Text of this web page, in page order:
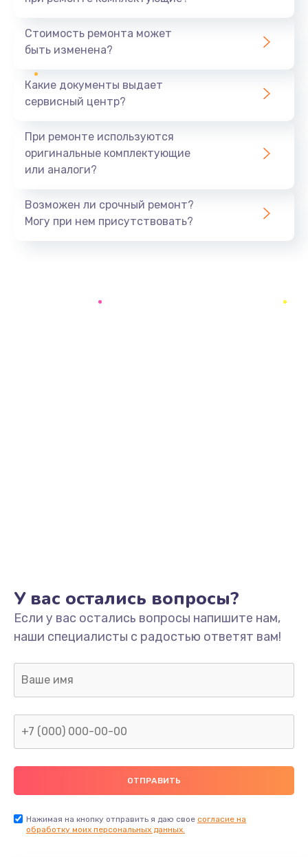
1440 руб.
Ремонт южного моста
Замена батарейки BIOS
Заказать
Замена/Pемонт карбюратора
1300 руб.
Заказать
Ремонт капиллярной трубки
400 руб.
Заказать
Стоимость ремонта может
быть изменена?
Какие документы выдает
сервисный центр?
При ремонте используются
оригинальные комплектующие
или аналоги?
Возможен ли срочный ремонт?
Могу при нем присутствовать?
У вас остались вопросы?
Если у вас остались вопросы напишите нам,
наши специалисты с радостью ответят вам!
Нажимая на кнопку отправить я даю свое согласие на
обработку моих персональных данных.